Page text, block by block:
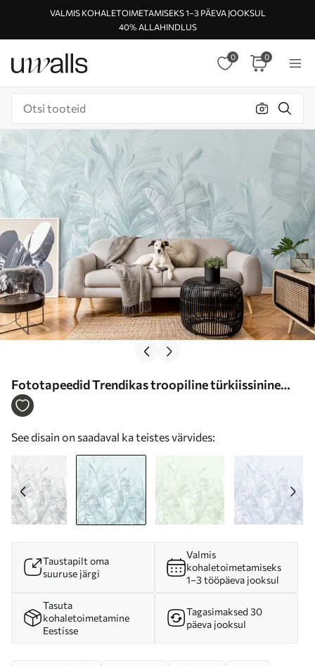
VALMIS KOHALETOIMETAMISEKS 1–3 PÄEVA JOOKSUL
40% ALLAHINDLUS
0 0
Fototapeedid Trendikas troopiline türkiissinine
lehed Nr u98951v3
See disain on saadaval ka teistes värvides:
Taustapilt oma
suuruse järgi
Valmis
kohaletoimetamiseks
1–3 tööpäeva jooksul
Tasuta
kohaletoimetamine
Eestisse
Tagasimaksed 30
päeva jooksul